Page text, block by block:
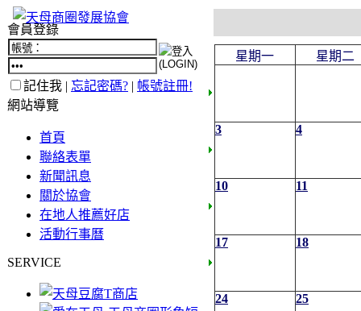
會員登錄
記住我 | 忘記密碼? | 帳號註冊!
網站導覽
首頁
聯絡表單
新聞訊息
關於協會
在地人推薦好店
活動行事曆
SERVICE
星期一 星期二
3 4
10 11
17 18
24 25